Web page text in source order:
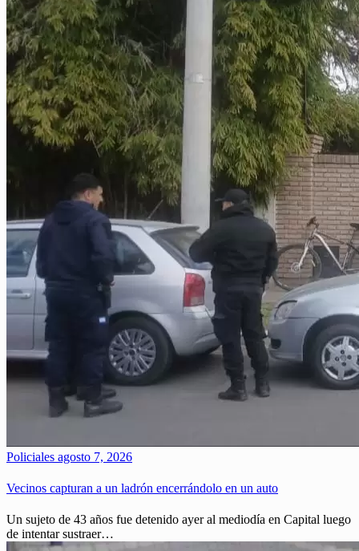
Policiales agosto 7, 2026
Vecinos capturan a un ladrón encerrándolo en un auto
Un sujeto de 43 años fue detenido ayer al mediodía en Capital luego
de intentar sustraer…